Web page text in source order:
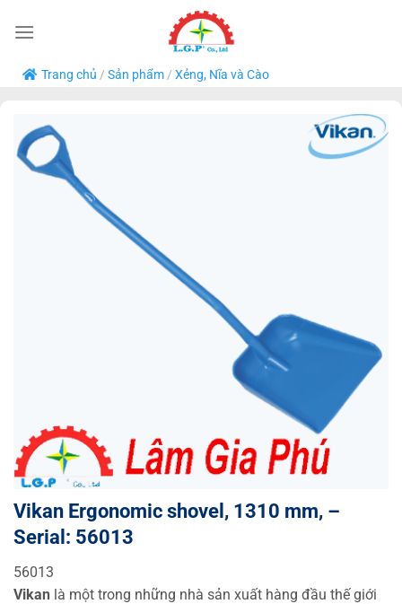
qua
dung
Trang chủ / Sản phẩm/ Xẻng, Nĩa và Cào
Vikan Ergonomic shovel, 1310 mm, –
Serial: 56013
56013
Vikan là một trong những nhà sản xuất hàng đầu thế giới